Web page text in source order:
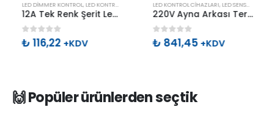
LED DIMMER KONTROL, LED KONTROL CIHAZLARI
12A Tek Renk Şerit Led Mini Dimmer 5-24V
0 out of 5
₺116,22 +KDV
LED KONTROL CIHAZLARI, LED SENSÖR ÇEŞITLERI
220V Ayna Arkası Termometreli Saatli Sensör
0 out of 5
₺ 841,45 +KDV
🙌 Popüler ürünlerden seçtik